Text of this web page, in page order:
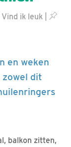
Vind ik leuk
en weken
dit
balkon zitten,